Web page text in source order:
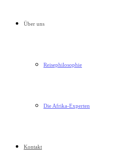
Über uns
Reisephilosophie
Die Afrika-Experten
Kontakt